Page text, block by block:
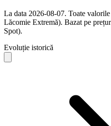
La data 2026-08-07. Toate
Lăcomie Extremă). Bazat pe
Spot).
Evoluție istorică